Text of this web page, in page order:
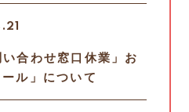
合わせ窓口休業」お
ル」について